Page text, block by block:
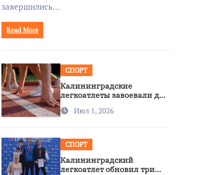
завершились…
Read More
СПОРТ
Калининградские
легкоатлеты завоевали две
РоссииИюл 1, 2026
СПОРТ
Калининградский
легкоатлет обновил три